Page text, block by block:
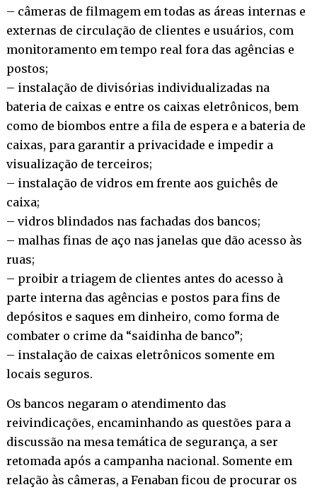
– câmeras de filmagem em todas as áreas internas e
externas de circulação de clientes e usuários, com
monitoramento em tempo real fora das agências e
postos;
– instalação de divisórias individualizadas na
bateria de caixas e entre os caixas eletrônicos, bem
como de biombos entre a fila de espera e a bateria de
caixas, para garantir a privacidade e impedir a
visualização de terceiros;
– instalação de vidros em frente aos guichês de
caixa;
– vidros blindados nas fachadas dos bancos;
– malhas finas de aço nas janelas que dão acesso às
ruas;
– proibir a triagem de clientes antes do acesso à
parte interna das agências e postos para fins de
depósitos e saques em dinheiro, como forma de
combater o crime da “saidinha de banco”;
– instalação de caixas eletrônicos somente em
locais seguros.
Os bancos negaram o atendimento das
reivindicações, encaminhando as questões para a
discussão na mesa temática de segurança, a ser
retomada após a campanha nacional. Somente em
relação às câmeras, a Fenaban ficou de procurar os